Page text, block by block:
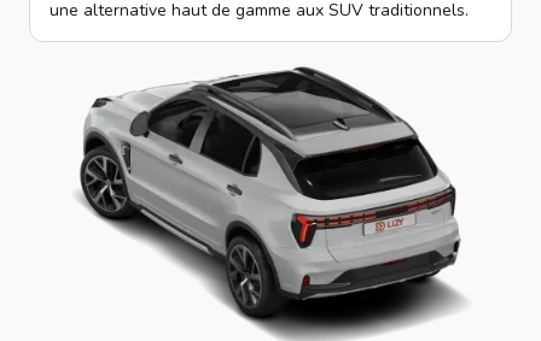
une alternative haut de gamme aux SUV traditionnels.